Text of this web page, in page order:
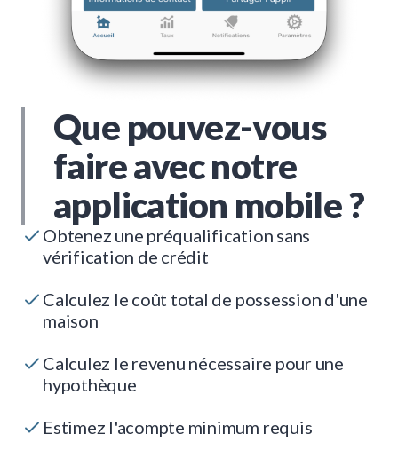
Que pouvez-vous
faire avec notre
application mobile ?
Obtenez une préqualification sans
vérification de crédit
Calculez le coût total de possession d'une
maison
Calculez le revenu nécessaire pour une
hypothèque
Estimez l'acompte minimum requis